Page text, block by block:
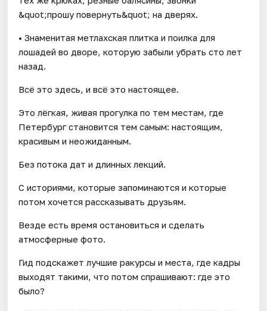
&quot;прошу повернуть&quot; на дверях.
• Знаменитая метлахская плитка и поилка для
лошадей во дворе, которую забыли убрать сто лет
назад.
Всё это здесь, и всё это настоящее.
Это лёгкая, живая прогулка по тем местам, где
Петербург становится тем самым: настоящим,
красивым и неожиданным.
Без потока дат и длинных лекций.
С историями, которые запоминаются и которые
потом хочется рассказывать друзьям.
Везде есть время остановиться и сделать
атмосферные фото.
Гид подскажет лучшие ракурсы и места, где кадры
выходят такими, что потом спрашивают: где это
было?